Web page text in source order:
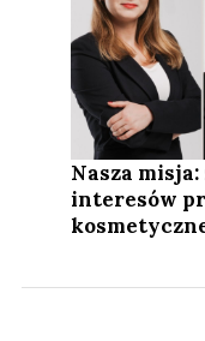
Nasza
interesów